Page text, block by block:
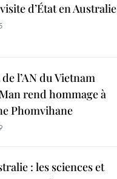
d’État en Australie
l’AN du Vietnam
rend hommage à
Phomvihane
: les sciences et